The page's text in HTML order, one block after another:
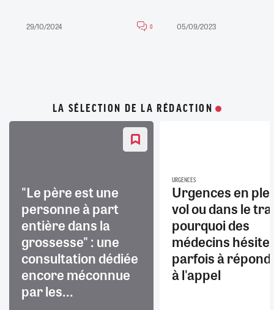
29/10/2024 0 05/09/2023
LA SÉLECTION DE LA RÉDACTION
"Le père est une
personne à part
entière dans la
grossesse" : une
consultation dédiée
encore méconnue
par les...
URGENCES
Urgences en
vol ou dans le
pourquoi des
médecins
parfois à
à l'appel